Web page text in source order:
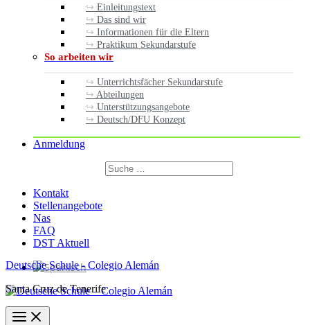
Einleitungstext
Das sind wir
Informationen für die Eltern
Praktikum Sekundarstufe
So arbeiten wir
Unterrichtsfächer Sekundarstufe
Abteilungen
Unterstützungsangebote
Deutsch/DFU Konzept
Anmeldung
Suchen
nach:
Kontakt
Stellenangebote
Nas
FAQ
DST Aktuell
Deutsche Schule - Colegio Alemán
Santa Cruz de Tenerife